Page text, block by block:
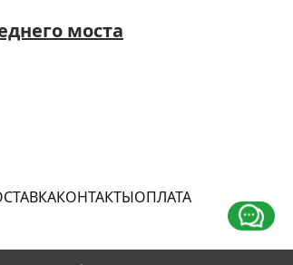
моста
КОНТАКТЫОПЛАТА